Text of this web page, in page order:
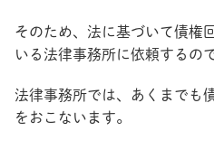
そのため、法に基づいて債権
いる法律事務所に依頼するの
法律事務所では、あくまでも
をおこないます。